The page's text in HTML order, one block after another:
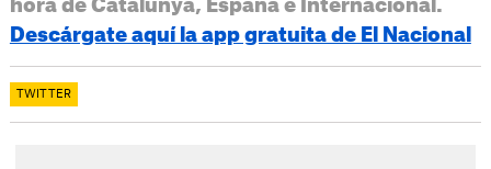
hora de Catalunya, España e Internacional.
Descárgate aquí la app gratuita de El Nacional
TWITTER